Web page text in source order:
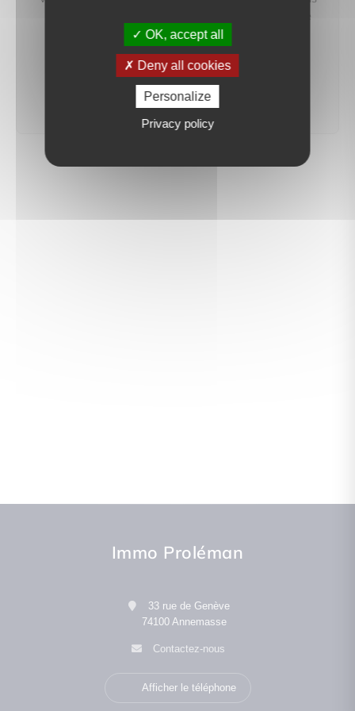
préviendrons dès qu'un bien correspondant à votre
recherche sera mis en ligne.
créer une alerte
Immo Proléman
33 rue de Genève
74100 Annemasse
Contactez-nous
Afficher le téléphone
OK, accept all
Deny all cookies
Personalize
Privacy policy